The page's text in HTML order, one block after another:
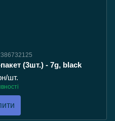
(3шт.) - 7g, black
шт.